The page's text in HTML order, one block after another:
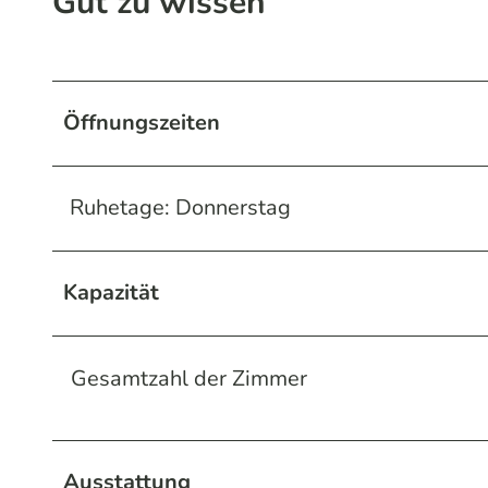
Öffnungszeiten
Ruhetage: Donnerstag
Kapazität
Gesamtzahl der Zimmer